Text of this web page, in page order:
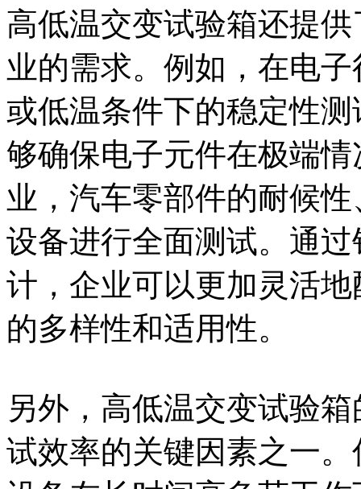
高低温交变试验箱还提
业的需求。例如，在电
或低温条件下的稳定性
够确保电子元件在极端
业，汽车零部件的耐候
设备进行全面测试。通
计，企业可以更加灵活
的多样性和适用性。
另外，高低温交变试验
试效率的关键因素之一